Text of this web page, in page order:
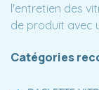
l'entretien des
de produit avec
Catégories